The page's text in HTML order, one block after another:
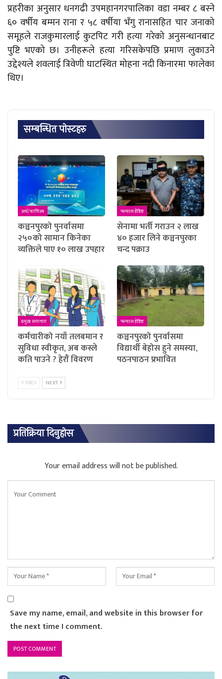
प्रहरीका अनुसार धनगढी उपमहानगरपालिका वडा नम्बर ८ बस्ने
६० वर्षीय बम्मन राना र ५८ वर्षीया भँगु रानासहित चार जनाको
समूहले राजकुमारलाई कुटपिट गरी हत्या गरेको अनुसन्धानबाट
पुष्टि भएको छ। उनीहरूले हत्या गरिसकेपछि प्रमाण लुकाउने
उद्देश्यले शवलाई त्रिवेणी घाटस्थित मोहना नदी किनारमा फालेका
थिए।
सम्बन्धित पाेस्टहरु
अर्थ/वाणिज्य
कञ्चनपुरको पुनर्वासमा
२५०को सामान किनेका
व्यक्तिले पाए १० लाख उपहार
फ्ल्यास हेडिङ
सेनामा भर्ती गराउन २ लाख
४० हजार लिने कञ्चनपुरका
चन्द पक्राउ
प्रमुख समाचार
कर्मचारीको नयाँ तलबमान र
सुविधा स्वीकृत, अब कस्ले
कति पाउने ? हेराैं विवरण
फ्ल्यास हेडिङ
कञ्चनपुरको पुनर्वासमा
विद्यार्थी बेहोस हुने समस्या,
पठनपाठन प्रभावित
PREV NEXT
प्रतिक्रिया दिनुहोस
Your email address will not be published.
Save my name, email, and website in this browser for
the next time I comment.